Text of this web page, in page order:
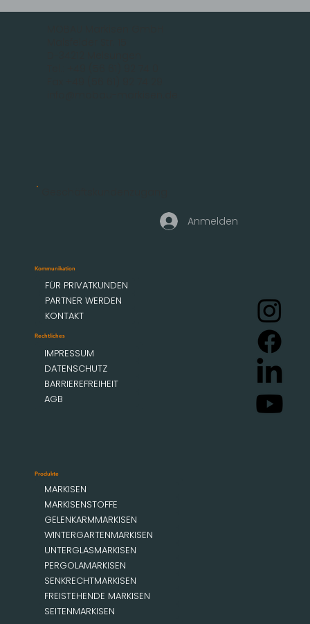
Produkte
MARKISEN
MARKISENSTOFFE
GELENKARMMARKISEN
WINTERGARTENMARKISEN
UNTERGLASMARKISEN
PERGOLAMARKISEN
SENKRECHTMARKISEN
FREISTEHENDE MARKISEN
SEITENMARKISEN
Kommunikation
FÜR PRIVATKUNDEN
PARTNER WERDEN
KONTAKT
Rechtliches
IMPRESSUM
DATENSCHUTZ
BARRIEREFREIHEIT
AGB
Anmelden